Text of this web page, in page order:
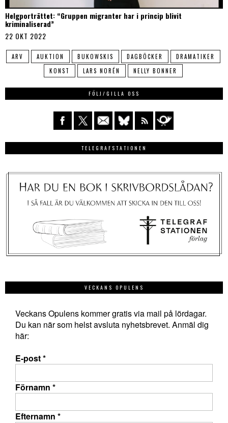
Helgporträttet: “Gruppen migranter har i princip blivit
kriminaliserad”
22 OKT 2022
ARV AUKTION BUKOWSKIS DAGBÖCKER
DRAMATIKER
KONST
LARS NORÉN NELLY BONNER
FÖLJ/GILLA OSS
TELEGRAFSTATIONEN
VECKANS OPULENS
Veckans Opulens kommer gratis via mail på lördagar.
Du kan när som helst avsluta nyhetsbrevet. Anmäl dig
här:
E-post*
Förnamn *
Efternamn *